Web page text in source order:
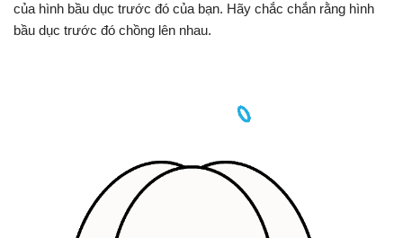
của hình bầu dục trước đó của bạn. Hãy chắc chắn rằng hình
bầu dục trước đó chồng lên nhau.